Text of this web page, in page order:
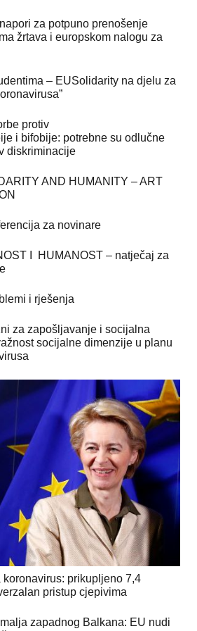
za potpuno prenošenje
žrtava i europskom nalogu za
– EUSolidarity na djelu za
protiv
i bifobije: potrebne su odlučne
diskriminacije
AND HUMANITY – ART
za novinare
I HUMANOST – natječaj za
i rješenja
za zapošljavanje i socijalna
socijalne dimenzije u planu
prikupljeno 7,4
pristup cjepivima
zapadnog Balkana: EU nudi